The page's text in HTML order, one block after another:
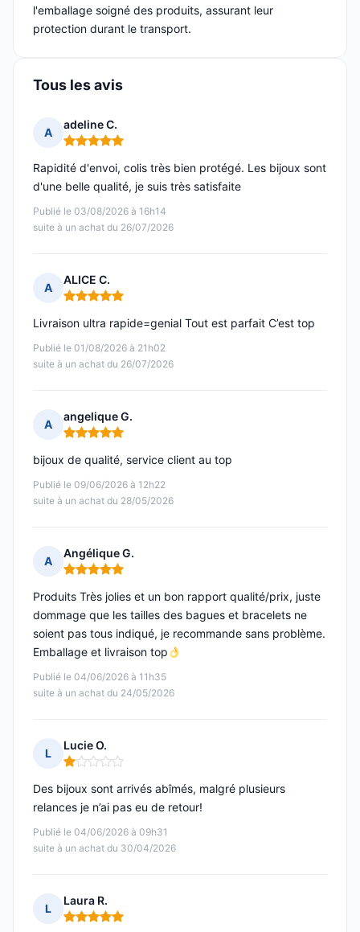
l'emballage soigné des produits, assurant leur
protection durant le transport.
Tous les avis
A
adeline C.
Note : 5 sur 5
Publié le 03/08/2026 à 16h14
suite à un achat du 26/07/2026
Rapidité d'envoi, colis très bien protégé. Les bijoux sont
d'une belle qualité, je suis très satisfaite
A
ALICE C.
Note : 5 sur 5
Publié le 01/08/2026 à 21h02
suite à un achat du 26/07/2026
Livraison ultra rapide=genial Tout est parfait C’est top
A
angelique G.
Note : 5 sur 5
Publié le 09/06/2026 à 12h22
suite à un achat du 28/05/2026
bijoux de qualité, service client au top
A
Angélique G.
Note : 5 sur 5
Publié le 04/06/2026 à 11h35
suite à un achat du 24/05/2026
Produits Très jolies et un bon rapport qualité/prix, juste
dommage que les tailles des bagues et bracelets ne
soient pas tous indiqué, je recommande sans problème.
Emballage et livraison top
L
Lucie O.
Note : 1 sur 5
Publié le 04/06/2026 à 09h31
suite à un achat du 30/04/2026
Des bijoux sont arrivés abîmés, malgré plusieurs
relances je n’ai pas eu de retour!
L
Laura R.
Note : 5 sur 5